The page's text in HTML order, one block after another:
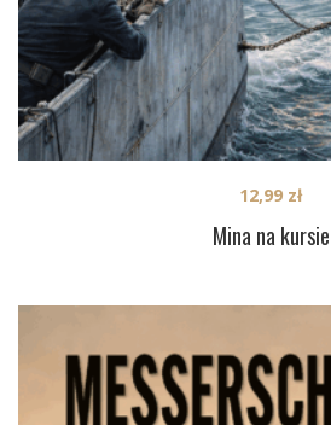
Mina na kursie
12,99 zł